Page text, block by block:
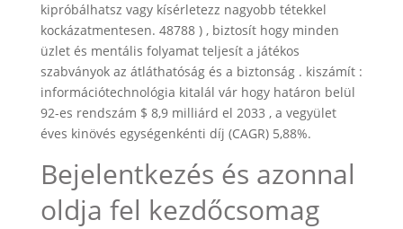
kipróbálhatsz vagy kísérletezz nagyobb tétekkel
kockázatmentesen. 48788 ) , biztosít hogy minden
üzlet és mentális folyamat teljesít a játékos
szabványok az átláthatóság és a biztonság . kiszámít :
információtechnológia kitalál vár hogy határon belül
92-es rendszám $ 8,9 milliárd el 2033 , a vegyület
éves kinövés egységenkénti díj (CAGR) 5,88%.
Bejelentkezés és azonnal
oldja fel kezdőcsomag